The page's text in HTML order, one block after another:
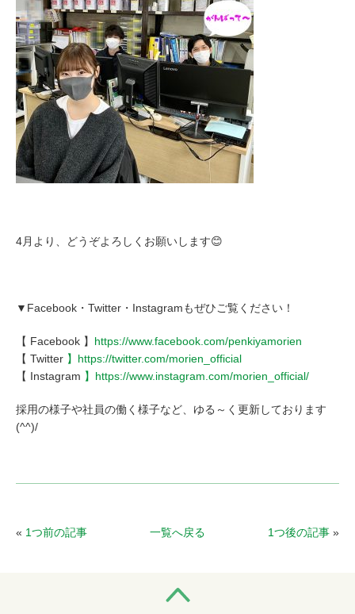
4月より、どうぞよろしくお願いします😊
▼Facebook・Twitter・Instagramもぜひご覧ください！
【 Facebook 】 https://www.facebook.com/penkiyamorien
【 Twitter 】https://twitter.com/morien_official
【 Instagram 】https://www.instagram.com/morien_official/
採用の様子や社員の働く様子など、ゆる～く更新しております
(^^)/
« 1つ前の記事 一覧へ戻る 1つ後の記事 »